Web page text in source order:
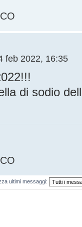
feb 2022, 16:35
di sodio
ultimi messaggi: